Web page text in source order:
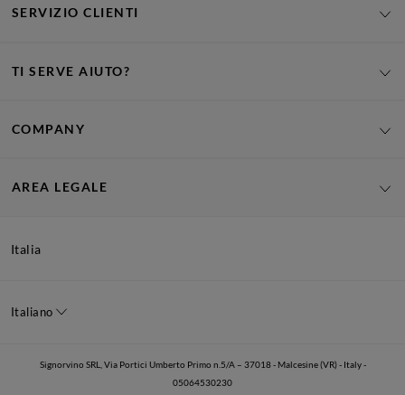
SERVIZIO CLIENTI
TI SERVE AIUTO?
COMPANY
AREA LEGALE
Italia
Italiano
Signorvino SRL, Via Portici Umberto Primo n.5/A – 37018 - Malcesine (VR) - Italy -
05064530230